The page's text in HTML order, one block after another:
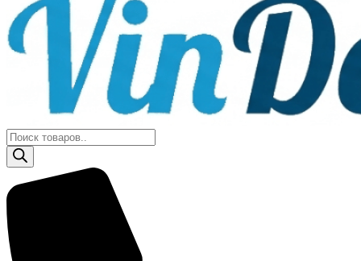
Поиск
товаров